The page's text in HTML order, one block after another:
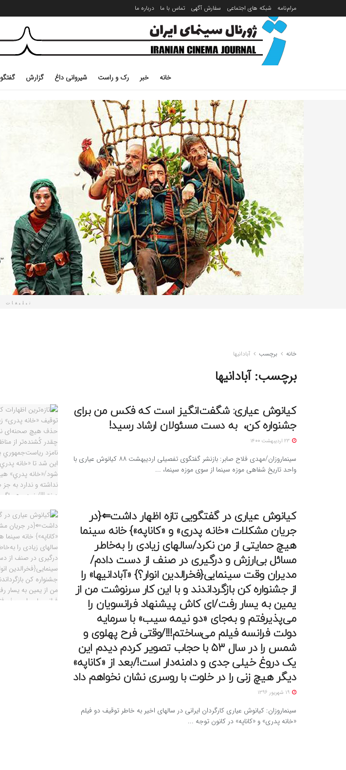
مرام‌نامه شبکه های اجتماعی سفارش آگهی تماس با ما درباره ما
خانه خبر رک و راست شیروانی داغ گزارش گفتگو
تبلیغات
خانه برچسب آبادانیها
برچسب:آبادانیها
کیانوش عیاری: شگفت‌انگیز است که فکس من برای
جشنواره کن، به دست مسئولان ارشاد رسید!
سینماروزان/مهدی فلاح صابر: بازنشر گفتگوی تفصیلی اردیبهشت ۸۸ کیانوش عیاری با
واحد تاریخ شفاهی موزه سینما از سوی موزه سینما، ...
کیانوش عیاری در گفتگویی تازه اظهار داشت⇐{در
جریان مشکلات «خانه پدری» و «کاناپه»} خانه سینما
هیچ حمایتی از من نکرد/سالهای زیادی را به‌خاطر
مسائل بی‌ارزش و درگیری در صنف از دست دادم/
مدیران وقت سینمایی{فخرالدین انوار؟} «آبادانیها» را
از جشنواره کن بازگرداندند و با این کار سرنوشت من از
یمین به یسار رفت/ای کاش پیشنهاد فرانسویان را
می‌پذیرفتم و به‌جای «دو نیمه سیب» با سرمایه
دولت فرانسه فیلم می‌ساختم!!!/وقتی فرح پهلوی و
شمس را در سال ۵۳ با حجاب تصویر کردم دیدم این
یک دروغ خیلی جدی و دامنه‌دار است!/بعد از «کاناپه»
دیگر هیچ زنی را در خلوت با روسری نشان نخواهم داد
سینماروزان: کیانوش عیاری کارگردان ایرانی در سالهای اخیر به خاطر توقیف دو فیلم
«خانه پدری» و «کاناپه» در کانون توجه ...